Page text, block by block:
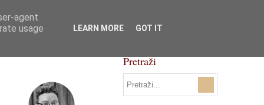
Svi natječaji
Pojmovnik
Pretraži
agent
usage
LEARN MORE GOT IT